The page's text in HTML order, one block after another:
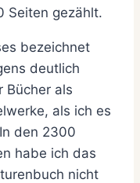
Seiten gezählt.
bezeichnet
deutlich
Bücher als
als ich es
den 2300
habe ich das
nicht